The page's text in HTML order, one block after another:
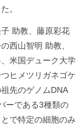
。
助教、藤原彩花
西山智明 助教、
米国デューク大学
ヒメツリガネゴケ
先のゲノムDNA
ーである3種類の
で特定の細胞のみ